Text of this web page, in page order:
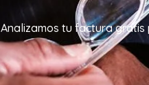
Analizamos tu factura